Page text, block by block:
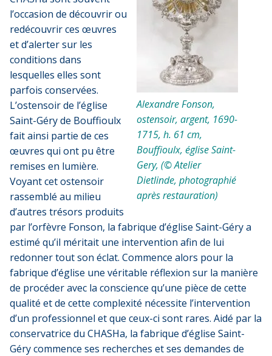
Alexandre Fonson,
ostensoir, argent, 1690-
1715, h. 61 cm,
Bouffioulx, église Saint-
Gery, (© Atelier
Dietlinde, photographié
après restauration)
l’occasion de découvrir ou
redécouvrir ces œuvres
et d’alerter sur les
conditions dans
lesquelles elles sont
parfois conservées.
L’ostensoir de l’église
Saint-Géry de Bouffioulx
fait ainsi partie de ces
œuvres qui ont pu être
remises en lumière.
Voyant cet ostensoir
rassemblé au milieu
d’autres trésors produits
par l’orfèvre Fonson, la fabrique d’église Saint-Géry a
estimé qu’il méritait une intervention afin de lui
redonner tout son éclat. Commence alors pour la
fabrique d’église une véritable réflexion sur la manière
de procéder avec la conscience qu’une pièce de cette
qualité et de cette complexité nécessite l’intervention
d’un professionnel et que ceux-ci sont rares. Aidé par la
conservatrice du CHASHa, la fabrique d’église Saint-
Géry commence ses recherches et ses demandes de